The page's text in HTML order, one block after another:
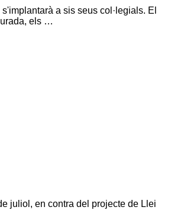
a sis seus col·legials. El
els …
juliol, en contra del projecte de Llei